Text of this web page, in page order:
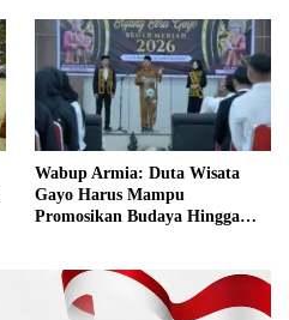
Wabup Armia: Duta Wisata
Gayo Harus Mampu
Promosikan Budaya Hingga